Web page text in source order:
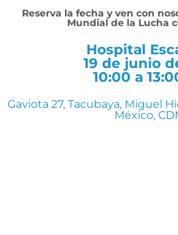
Reserva la fecha y ven con
Mundial de la Lucha
Hospital
19 de junio
10:00 a
Gaviota 27, Tacubaya, Miguel
México,